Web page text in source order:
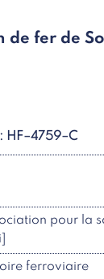
de fer de
: HF–4759–C
pour la
ferroviaire